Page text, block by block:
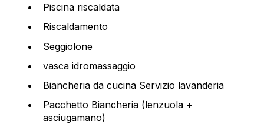
Piscina riscaldata
Riscaldamento
Seggiolone
vasca idromassaggio
Biancheria da cucina Servizio lavanderia
Pacchetto Biancheria (lenzuola +
asciugamano)